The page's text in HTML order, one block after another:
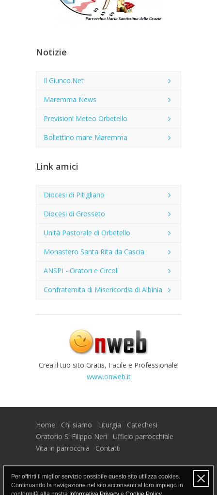
Notizie
Il Giunco.Net
Maremma News
Previsioni Meteo Orbetello
Bollettino mare Maremma
Link amici
Diocesi di Pitigliano
Diocesi di Grosseto
Unità Pastorale di Orbetello
Monastero Santa Rita da Cascia
ANSPI - Oratori e Circoli
Confraternita di Misericordia di Albinia
Crea il tuo sito Gratis, Facile e Professionale!
www.onweb.it
Home Chi siamo Liturgia
Catechesi
Oratorio S. Filippo Neri
Ufficio parrocchiale
Vita in parrocchia
Contatti
www.parrocchiadialbinia.it © 2026 -Onweb-
517455 visitatori -Area riservata
Per offrirti il miglior servizio possibile questo sito utilizza cookies.
Continuando la navigazione nel sito acconsenti al loro impiego in